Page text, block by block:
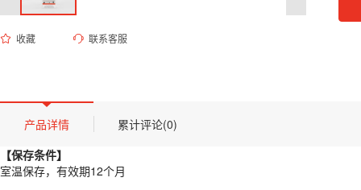
收藏 联系客服
产品描述
【保存条件】
室温保存，有效期12个月
【概述】
产品详情
累计评论(0)
【保存条件】
室温保存，有效期12个月